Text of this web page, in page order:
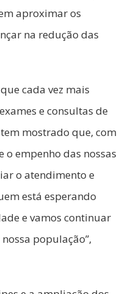
aproximar os
na redução das
cada vez mais
e consultas de
mostrado que, com
o empenho das nossas
o atendimento e
está esperando
e vamos continuar
população”,